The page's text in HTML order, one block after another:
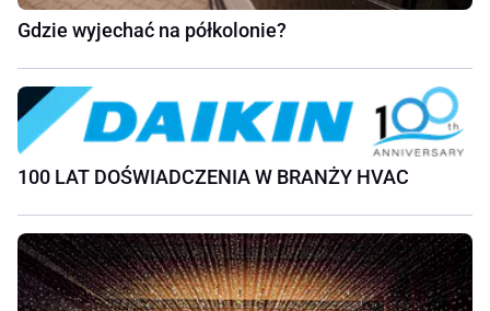
Gdzie wyjechać na półkolonie?
100 LAT DOŚWIADCZENIA W BRANŻY HVAC